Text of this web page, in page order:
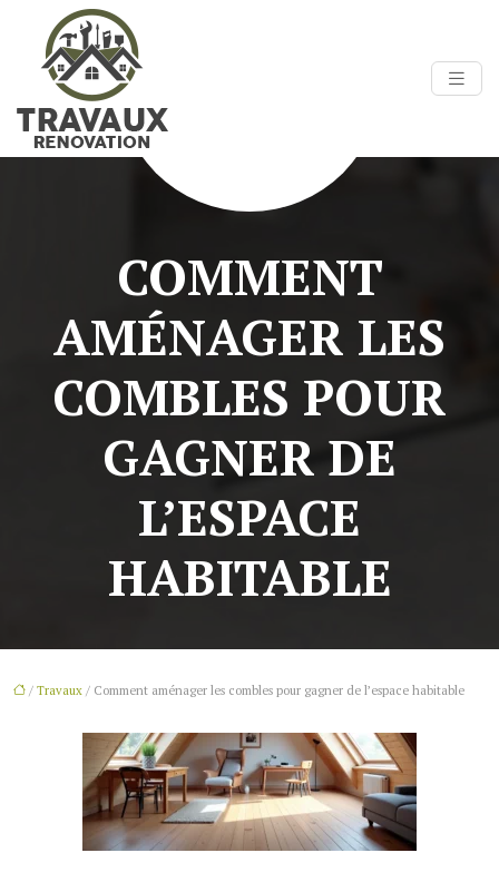
COMMENT
AMÉNAGER LES
COMBLES POUR
GAGNER DE
L’ESPACE
HABITABLE
/ Travaux / Comment aménager les combles pour gagner de l’espace habitable